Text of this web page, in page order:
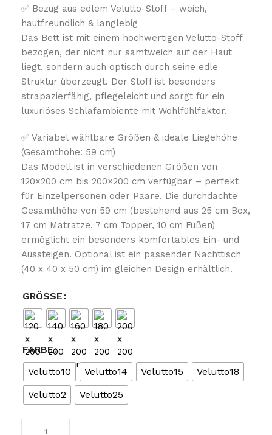
✅ Bezug aus edlem Velutto-Stoff – weich,
hautfreundlich & langlebig
Das Bett ist mit einem hochwertigen Velutto-Stoff
bezogen, der nicht nur samtweich auf der Haut
liegt, sondern auch optisch durch seine edle
Struktur überzeugt. Der Stoff ist besonders
strapazierfähig, pflegeleicht und sorgt für ein
luxuriöses Schlafambiente mit Wohlfühlfaktor.
✅ Variabel wählbare Größen & ideale Liegehöhe
(Gesamthöhe: 59 cm)
Das Modell ist in verschiedenen Größen von
120×200 cm bis 200×200 cm verfügbar – perfekt
für Einzelpersonen oder Paare. Die durchdachte
Gesamthöhe von 59 cm (bestehend aus 25 cm Box,
17 cm Matratze, 7 cm Topper, 10 cm Füßen)
ermöglicht ein besonders komfortables Ein- und
Aussteigen. Optional ist ein passender Nachttisch
(40 x 40 x 50 cm) im gleichen Design erhältlich.
GRÖSSE
FARBE
Velutto10
Velutto14 Velutto15
Velutto18
Velutto2
Velutto25